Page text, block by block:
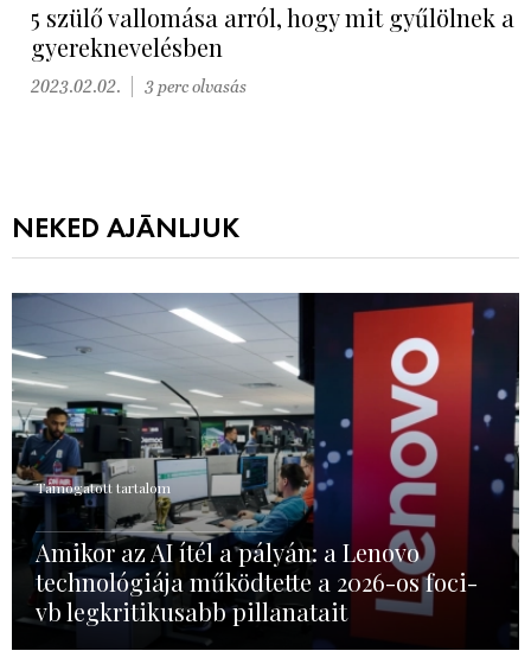
5 szülő vallomása arról, hogy mit gyűlölnek a
gyereknevelésben
2023.02.02. 3 perc olvasás
NEKED AJÁNLJUK
Támogatott tartalom
Amikor az AI ítél a pályán: a Lenovo
technológiája működtette a 2026-os foci-
vb legkritikusabb pillanatait